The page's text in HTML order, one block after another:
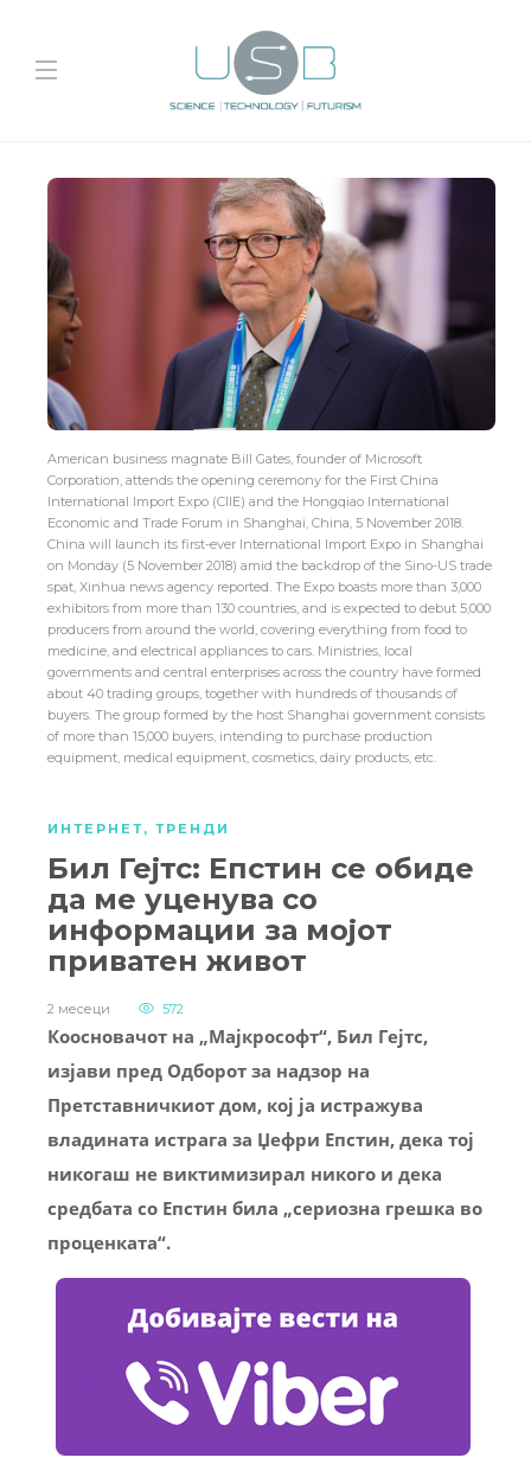
American business magnate Bill Gates, founder of Microsoft
Corporation, attends the opening ceremony for the First China
International Import Expo (CIIE) and the Hongqiao International
Economic and Trade Forum in Shanghai, China, 5 November 2018.
China will launch its first-ever International Import Expo in Shanghai
on Monday (5 November 2018) amid the backdrop of the Sino-US trade
spat, Xinhua news agency reported. The Expo boasts more than 3,000
exhibitors from more than 130 countries, and is expected to debut 5,000
producers from around the world, covering everything from food to
medicine, and electrical appliances to cars. Ministries, local
governments and central enterprises across the country have formed
about 40 trading groups, together with hundreds of thousands of
buyers. The group formed by the host Shanghai government consists
of more than 15,000 buyers, intending to purchase production
equipment, medical equipment, cosmetics, dairy products, etc.
ИНТЕРНЕТ, ТРЕНДИ
Бил Гејтс: Епстин се обиде
да ме уценува со
информации за мојот
приватен живот
2 месеци 572
Коосновачот на „Мајкрософт“, Бил Гејтс,
изјави пред Одборот за надзор на
Претставничкиот дом, кој ја истражува
владината истрага за Џефри Епстин, дека тој
никогаш не виктимизирал никого и дека
средбата со Епстин била „сериозна грешка во
проценката“.